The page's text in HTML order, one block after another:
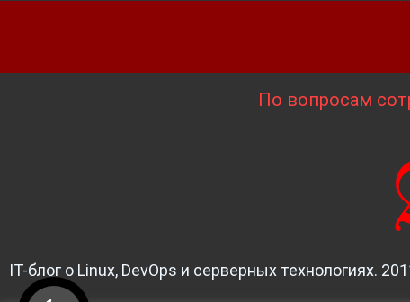
По вопросам
IT-блог о Linux, DevOps и серверных технологиях.